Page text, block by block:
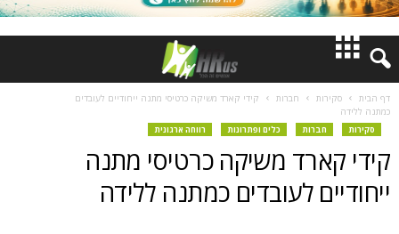
חדשות
חברות קידי קארד משיקה כרטיסי מתנה ייחודיים לעובדים
חברות כלים ופתרונות רווחה ארגונית
משיקה כרטיסי מתנה
לעובדים כמתנה ללידה